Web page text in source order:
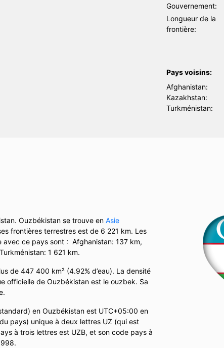
Gouvernement:
Longueur de la
frontière:
Pays voisins:
Afghanistan:
Kazakhstan:
Turkménistan:
Ouzbékistan se trouve en Asie
frontières terrestres est de 6 221 km. Les
avec ce pays sont : Afghanistan: 137 km,
1 621 km.
de 447 400 km² (4.92% d’eau). La densité
officielle de Ouzbékistan est le ouzbek. Sa
en Ouzbékistan est UTC+05:00 en
pays) unique à deux lettres UZ (qui est
à trois lettres est UZB, et son code pays à